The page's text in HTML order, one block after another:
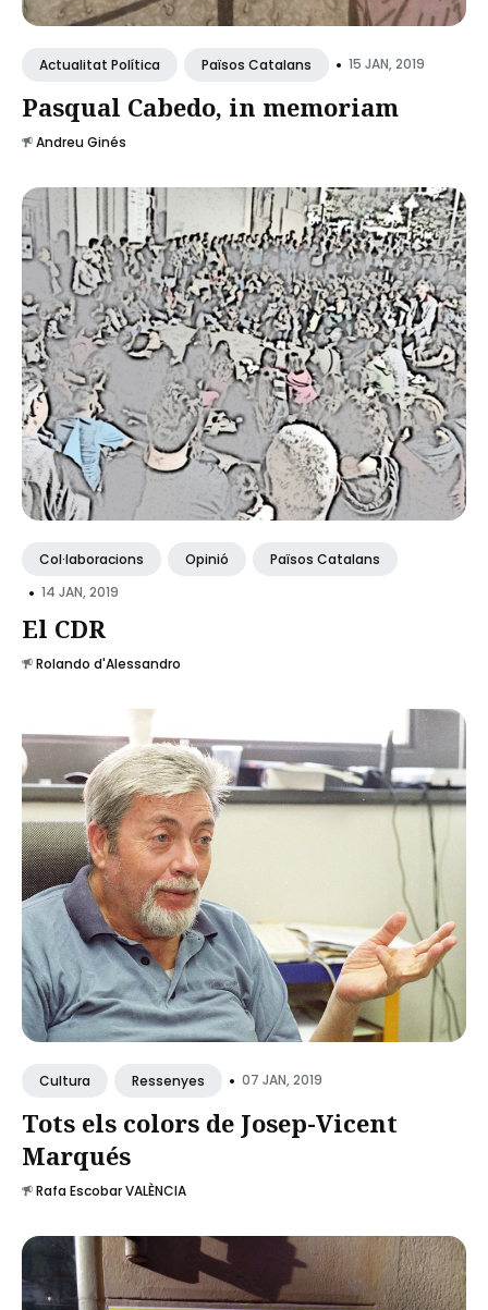
Actualitat Política Països Catalans • 15 JAN, 2019
Pasqual Cabedo, in memoriam
Andreu Ginés
Col·laboracions Opinió Països Catalans
• 14 JAN, 2019
El CDR
Rolando d'Alessandro
Cultura Ressenyes • 07 JAN, 2019
Tots els colors de Josep-Vicent
Marqués
Rafa Escobar VALÈNCIA